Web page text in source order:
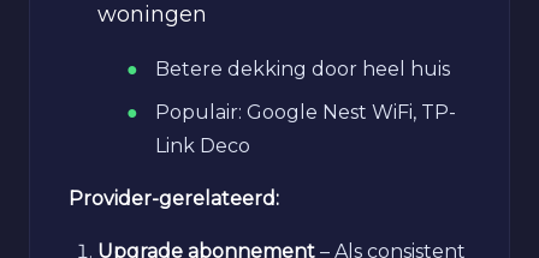
woningen
Betere dekking door heel huis
Populair: Google Nest WiFi, TP-
Link Deco
Provider-gerelateerd:
Upgrade abonnement – Als consistent